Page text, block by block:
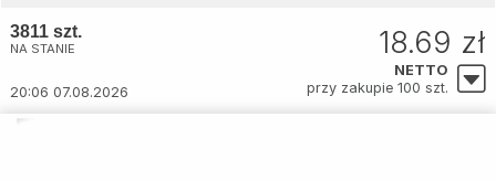
3811 szt.
NA STANIE
20:06 07.08.2026
18.69 zł
NETTO
przy zakupie 100 szt.